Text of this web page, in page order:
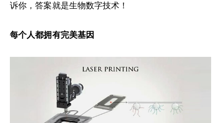
诉你，答案就是生物数字技术！
每个人都拥有完美基因